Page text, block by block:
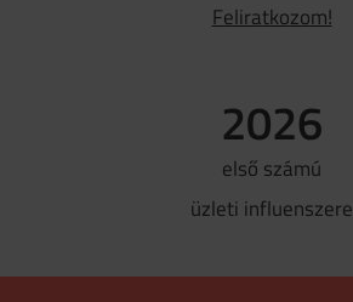
Feliratkozom!
2026
első számú
üzleti influenszere